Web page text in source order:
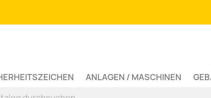
ANLAGEN / MASCHINEN